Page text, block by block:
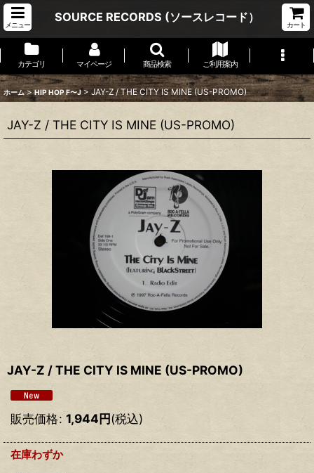
メニュー
SOURCE RECORDS (ソースレコード）
カート
カテゴリ マイページ 商品検索 ご利用案内
ホーム > HIP HOP F〜J > JAY-Z / THE CITY IS MINE (US-PROMO)
JAY-Z / THE CITY IS MINE (US-PROMO)
JAY-Z / THE CITY IS MINE (US-PROMO)
販売価格: 1,944円(税込)
在庫わずか